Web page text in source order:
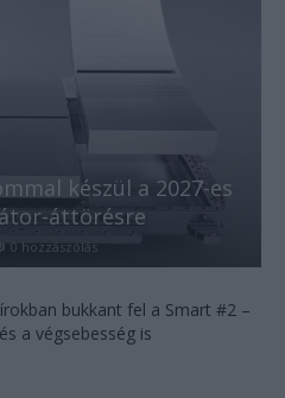
készül a 2027-es
áttörésre
0 hozzászólás
bukkant fel a Smart #2 –
a végsebesség is